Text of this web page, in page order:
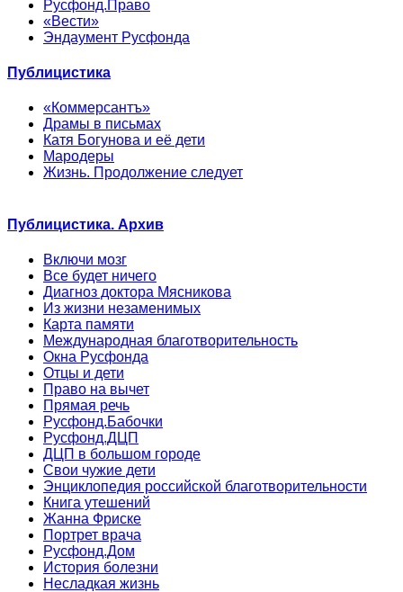
Русфонд.Право
«Вести»
Эндаумент Русфонда
Публицистика
«Коммерсантъ»
Драмы в письмах
Катя Богунова и её дети
Мародеры
Жизнь. Продолжение следует
Публицистика. Архив
Включи мозг
Все будет ничего
Диагноз доктора Мясникова
Из жизни незаменимых
Карта памяти
Международная благотворительность
Окна Русфонда
Отцы и дети
Право на вычет
Прямая речь
Русфонд.Бабочки
Русфонд.ДЦП
ДЦП в большом городе
Свои чужие дети
Энциклопедия российской благотворительности
Книга утешений
Жанна Фриске
Портрет врача
Русфонд.Дом
История болезни
Несладкая жизнь